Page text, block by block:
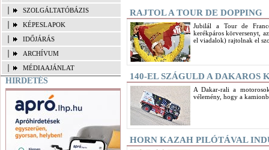
SZOLGÁLTATÓBÁZIS
KÉPESLAPOK
IDŐJÁRÁS
ARCHÍVUM
MÉDIAAJÁNLAT
HIRDETÉS
RAJTOL A TOUR DE DOPPING
Jubilál a Tour de
kerékpáros körversenyt,
el viadalok) rajtolnak el
140-EL SZÁGULD A DAKAROS
A Dakar-rali a
vélemény, hogy a
HORN KAZAH PILÓTÁVAL